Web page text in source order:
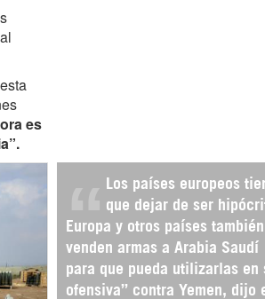
es
Los países europeos
que dejar de ser
Europa y otros países también
venden armas a Arabia Saudí
para que pueda utilizarlas en
ofensiva” contra Yemen, dijo